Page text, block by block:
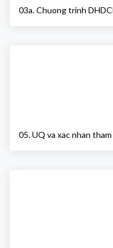
03a. Chuong trinh
05. UQ va xac nhan